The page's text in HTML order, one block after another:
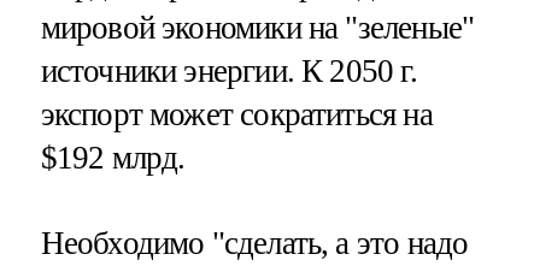
мировой экономики на "зеленые"
источники энергии. К 2050 г.
экспорт может сократиться на
$192 млрд.
Необходимо "сделать, а это надо